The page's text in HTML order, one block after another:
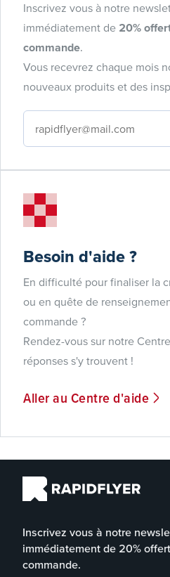
Inscrivez vous à notre
immédiatement de 20%
commande
Vous recevrez chaque mois
nouveaux produits et des
Besoin d'aide ?
En difficulté pour finaliser la
ou en quête de
commande ?
Rendez-vous sur notre
réponses s'y trouvent !
Aller au Centre d'aide
Inscrivez vous à notre
immédiatement de 20%
commande.